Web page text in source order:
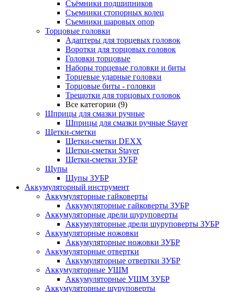
Съёмники подшипников
Съемники стопорных колец
Съемники шаровых опор
Торцовые головки
Адаптеры для торцевых головок
Воротки для торцовых головок
Головки торцовые
Наборы торцевые головки и биты
Торцевые ударные головки
Торцовые биты - головки
Трещотки для торцовых головок
Все категории (9)
Шприцы для смазки ручные
Шприцы для смазки ручные Stayer
Щетки-сметки
Щетки-сметки DEXX
Щетки-сметки Stayer
Щетки-сметки ЗУБР
Щупы
Щупы ЗУБР
Аккумуляторный инструмент
Аккумуляторные гайковерты
Аккумуляторные гайковерты ЗУБР
Аккумуляторные дрели шуруповерты
Аккумуляторные дрели шуруповерты ЗУБР
Аккумуляторные ножовки
Аккумуляторные ножовки ЗУБР
Аккумуляторные отвертки
Аккумуляторные отвертки ЗУБР
Аккумуляторные УШМ
Аккумуляторные УШМ ЗУБР
Аккумуляторные шуруповерты